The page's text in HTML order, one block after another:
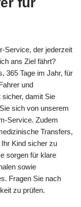
Service, der jederzeit
ans Ziel fährt?
365 Tage im Jahr, für
und
damit Sie
sich von unserem
Service. Zudem
Transfers,
Kind sicher zu
sorgen für klare
sowie
Fragen Sie nach
zu prüfen.